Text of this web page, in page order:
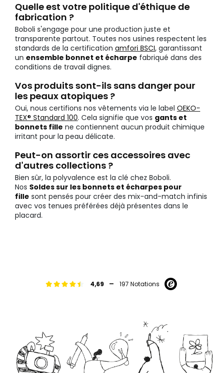
Quelle est votre politique d'éthique de
fabrication ?
Boboli s'engage pour une production juste et
transparente partout. Toutes nos usines respectent les
standards de la certification amfori BSCI, garantissant
un ensemble bonnet et écharpe fabriqué dans des
conditions de travail dignes.
Vos produits sont-ils sans danger pour
les peaux atopiques ?
Oui, nous certifions nos vêtements via le label OEKO-
TEX® Standard 100. Cela signifie que vos gants et
bonnets fille ne contiennent aucun produit chimique
irritant pour la peau délicate.
Peut-on assortir ces accessoires avec
d'autres collections ?
Bien sûr, la polyvalence est la clé chez Boboli.
Nos Soldes sur les bonnets et écharpes pour
fille sont pensés pour créer des mix-and-match infinis
avec vos tenues préférées déjà présentes dans le
placard.
4,69 - 197 Notations